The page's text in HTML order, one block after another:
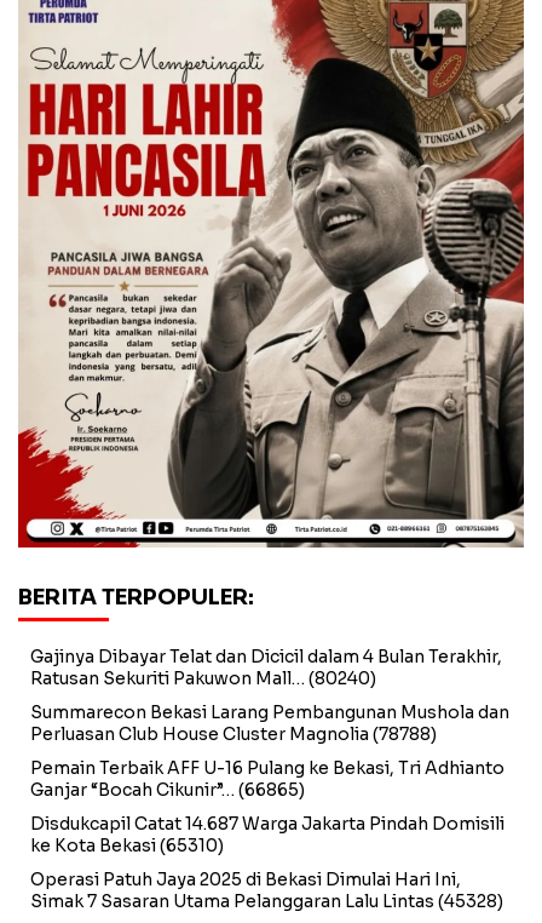
BERITA TERPOPULER:
Gajinya Dibayar Telat dan Dicicil dalam 4 Bulan Terakhir,
Ratusan Sekuriti Pakuwon Mall… (80240)
Summarecon Bekasi Larang Pembangunan Mushola dan
Perluasan Club House Cluster Magnolia (78788)
Pemain Terbaik AFF U-16 Pulang ke Bekasi, Tri Adhianto
Ganjar “Bocah Cikunir”… (66865)
Disdukcapil Catat 14.687 Warga Jakarta Pindah Domisili
ke Kota Bekasi(65310)
Operasi Patuh Jaya 2025 di Bekasi Dimulai Hari Ini,
Simak 7 Sasaran Utama Pelanggaran Lalu Lintas (45328)